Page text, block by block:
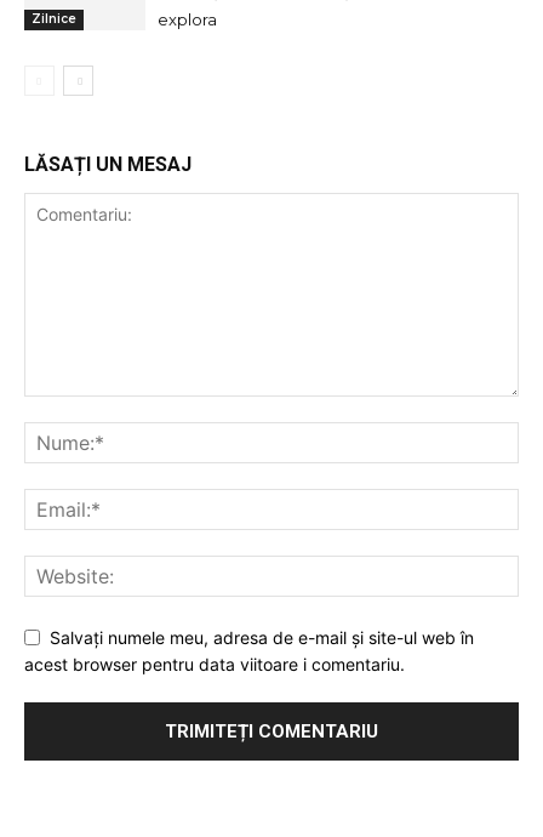
Zilnice explora
LĂSAȚI UN MESAJ
Salvați numele meu, adresa de e-mail și site-ul web în
acest browser pentru data viitoare i comentariu.